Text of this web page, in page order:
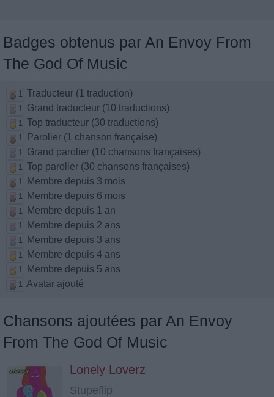
Badges obtenus par An Envoy From
The God Of Music
1 Traducteur (1 traduction)
1 Grand traducteur (10 traductions)
1 Top traducteur (30 traductions)
1 Parolier (1 chanson française)
1 Grand parolier (10 chansons françaises)
1 Top parolier (30 chansons françaises)
1 Membre depuis 3 mois
1 Membre depuis 6 mois
1 Membre depuis 1 an
1 Membre depuis 2 ans
1 Membre depuis 3 ans
1 Membre depuis 4 ans
1 Membre depuis 5 ans
1 Avatar ajouté
Chansons ajoutées par An Envoy
From The God Of Music
Lonely Loverz
Stupeflip